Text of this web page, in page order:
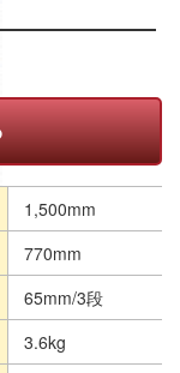
1,500mm
770mm
65mm/3段
3.6kg